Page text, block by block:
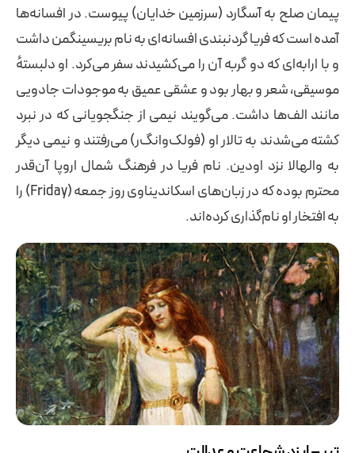
پیمان صلح به آسگارد (سرزمین خدایان) پیوست. در افسانه‌ها
آمده است که فریا گردنبندی افسانه‌ای به نام بریسینگمن داشت
و با ارابه‌ای که دو گربه آن را می‌کشیدند سفر می‌کرد. او دلبستهٔ
موسیقی، شعر و بهار بود و عشقی عمیق به موجودات جادویی
مانند الف‌ها داشت. می‌گویند نیمی از جنگجویانی که در نبرد
کشته می‌شدند به تالار او (فولک‌وانگ‌ر) می‌رفتند و نیمی دیگر
به والهالا نزد اودین. نام فریا در فرهنگ شمال اروپا آن‌قدر
محترم بوده که در زبان‌های اسکاندیناوی روز جمعه (Friday) را
به افتخار او نام‌گذاری کرده‌اند.